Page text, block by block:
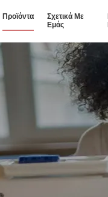
Προϊόντα
Σχετικά Με
Εμάς